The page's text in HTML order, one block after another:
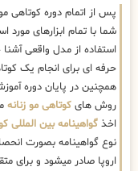
پس از اتمام دوره کوتاهی
شما با تمام ابزارهای مورد
استفاده از مدل واقعی
حرفه ای برای انجام یک
همچنین در پایان دوره
روش های کوتاهی مو زنانه
اخذ گواهینامه بین المللی
نوع گواهینامه بصورت
اروپا صادر میشود و برای